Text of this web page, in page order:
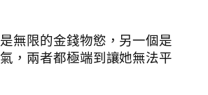
無限的金錢物慾，另一個是
，兩者都極端到讓她無法平